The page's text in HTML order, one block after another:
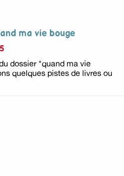
ma vie bouge
dossier "quand ma vie
quelques pistes de livres ou